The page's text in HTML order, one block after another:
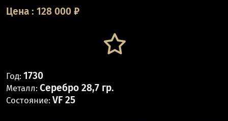
Цена : 128 000 ₽
Год: 1730
Металл: Серебро 28,7 гр.
Состояние: VF 25